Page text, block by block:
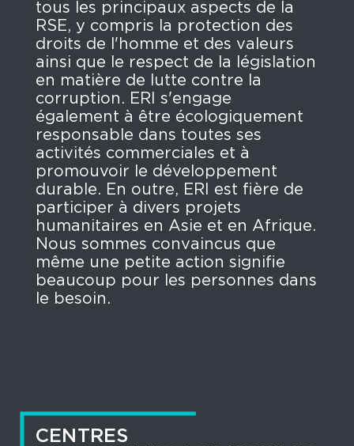
tous les principaux aspects de la
RSE, y compris la protection des
droits de l'homme et des valeurs
ainsi que le respect de la législation
en matière de lutte contre la
corruption. ERI s'engage
également à être écologiquement
responsable dans toutes ses
activités commerciales et à
promouvoir le développement
durable. En outre, ERI est fière de
participer à divers projets
humanitaires en Asie et en Afrique.
Nous sommes convaincus que
même une petite action signifie
beaucoup pour les personnes dans
le besoin.
CENTRES